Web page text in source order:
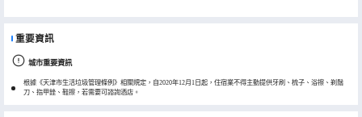
重要資訊
城市重要資訊
根據《天津市生活垃圾管理條例》相關規定，自2020年12月1日起，住宿業不得主動提供牙刷、梳子、浴擦、剃鬚
刀、指甲銼、鞋擦，若需要可諮詢酒店。